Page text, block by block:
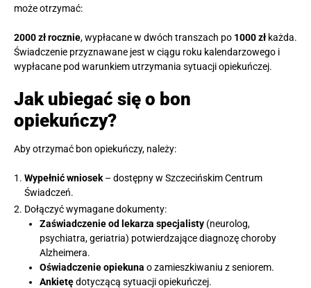
może otrzymać:
2000 zł rocznie, wypłacane w dwóch transzach po 1000 zł każda.
Świadczenie przyznawane jest w ciągu roku kalendarzowego i
wypłacane pod warunkiem utrzymania sytuacji opiekuńczej.
Jak ubiegać się o bon
opiekuńczy?
Aby otrzymać bon opiekuńczy, należy:
Wypełnić wniosek – dostępny w Szczecińskim Centrum
Świadczeń.
Dołączyć wymagane dokumenty:
Zaświadczenie od lekarza specjalisty (neurolog,
psychiatra, geriatria) potwierdzające diagnozę choroby
Alzheimera.
Oświadczenie opiekuna o zamieszkiwaniu z seniorem.
Ankietędotyczącą sytuacji opiekuńczej.